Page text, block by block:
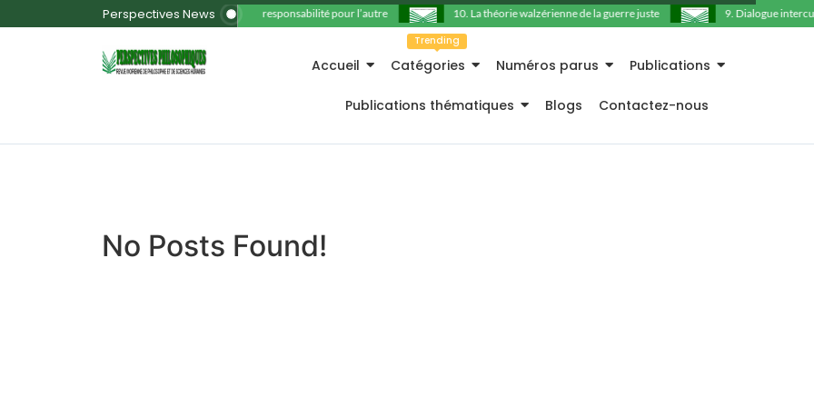
Perspectives News 11. La responsabilité pour l’autre 10. La théorie walzérienne de la guerre juste 9. Dialogue
Accueil Catégories
Trending
Numéros parus Publications
Publications thématiques Blogs Contactez-nous
No Posts Found!